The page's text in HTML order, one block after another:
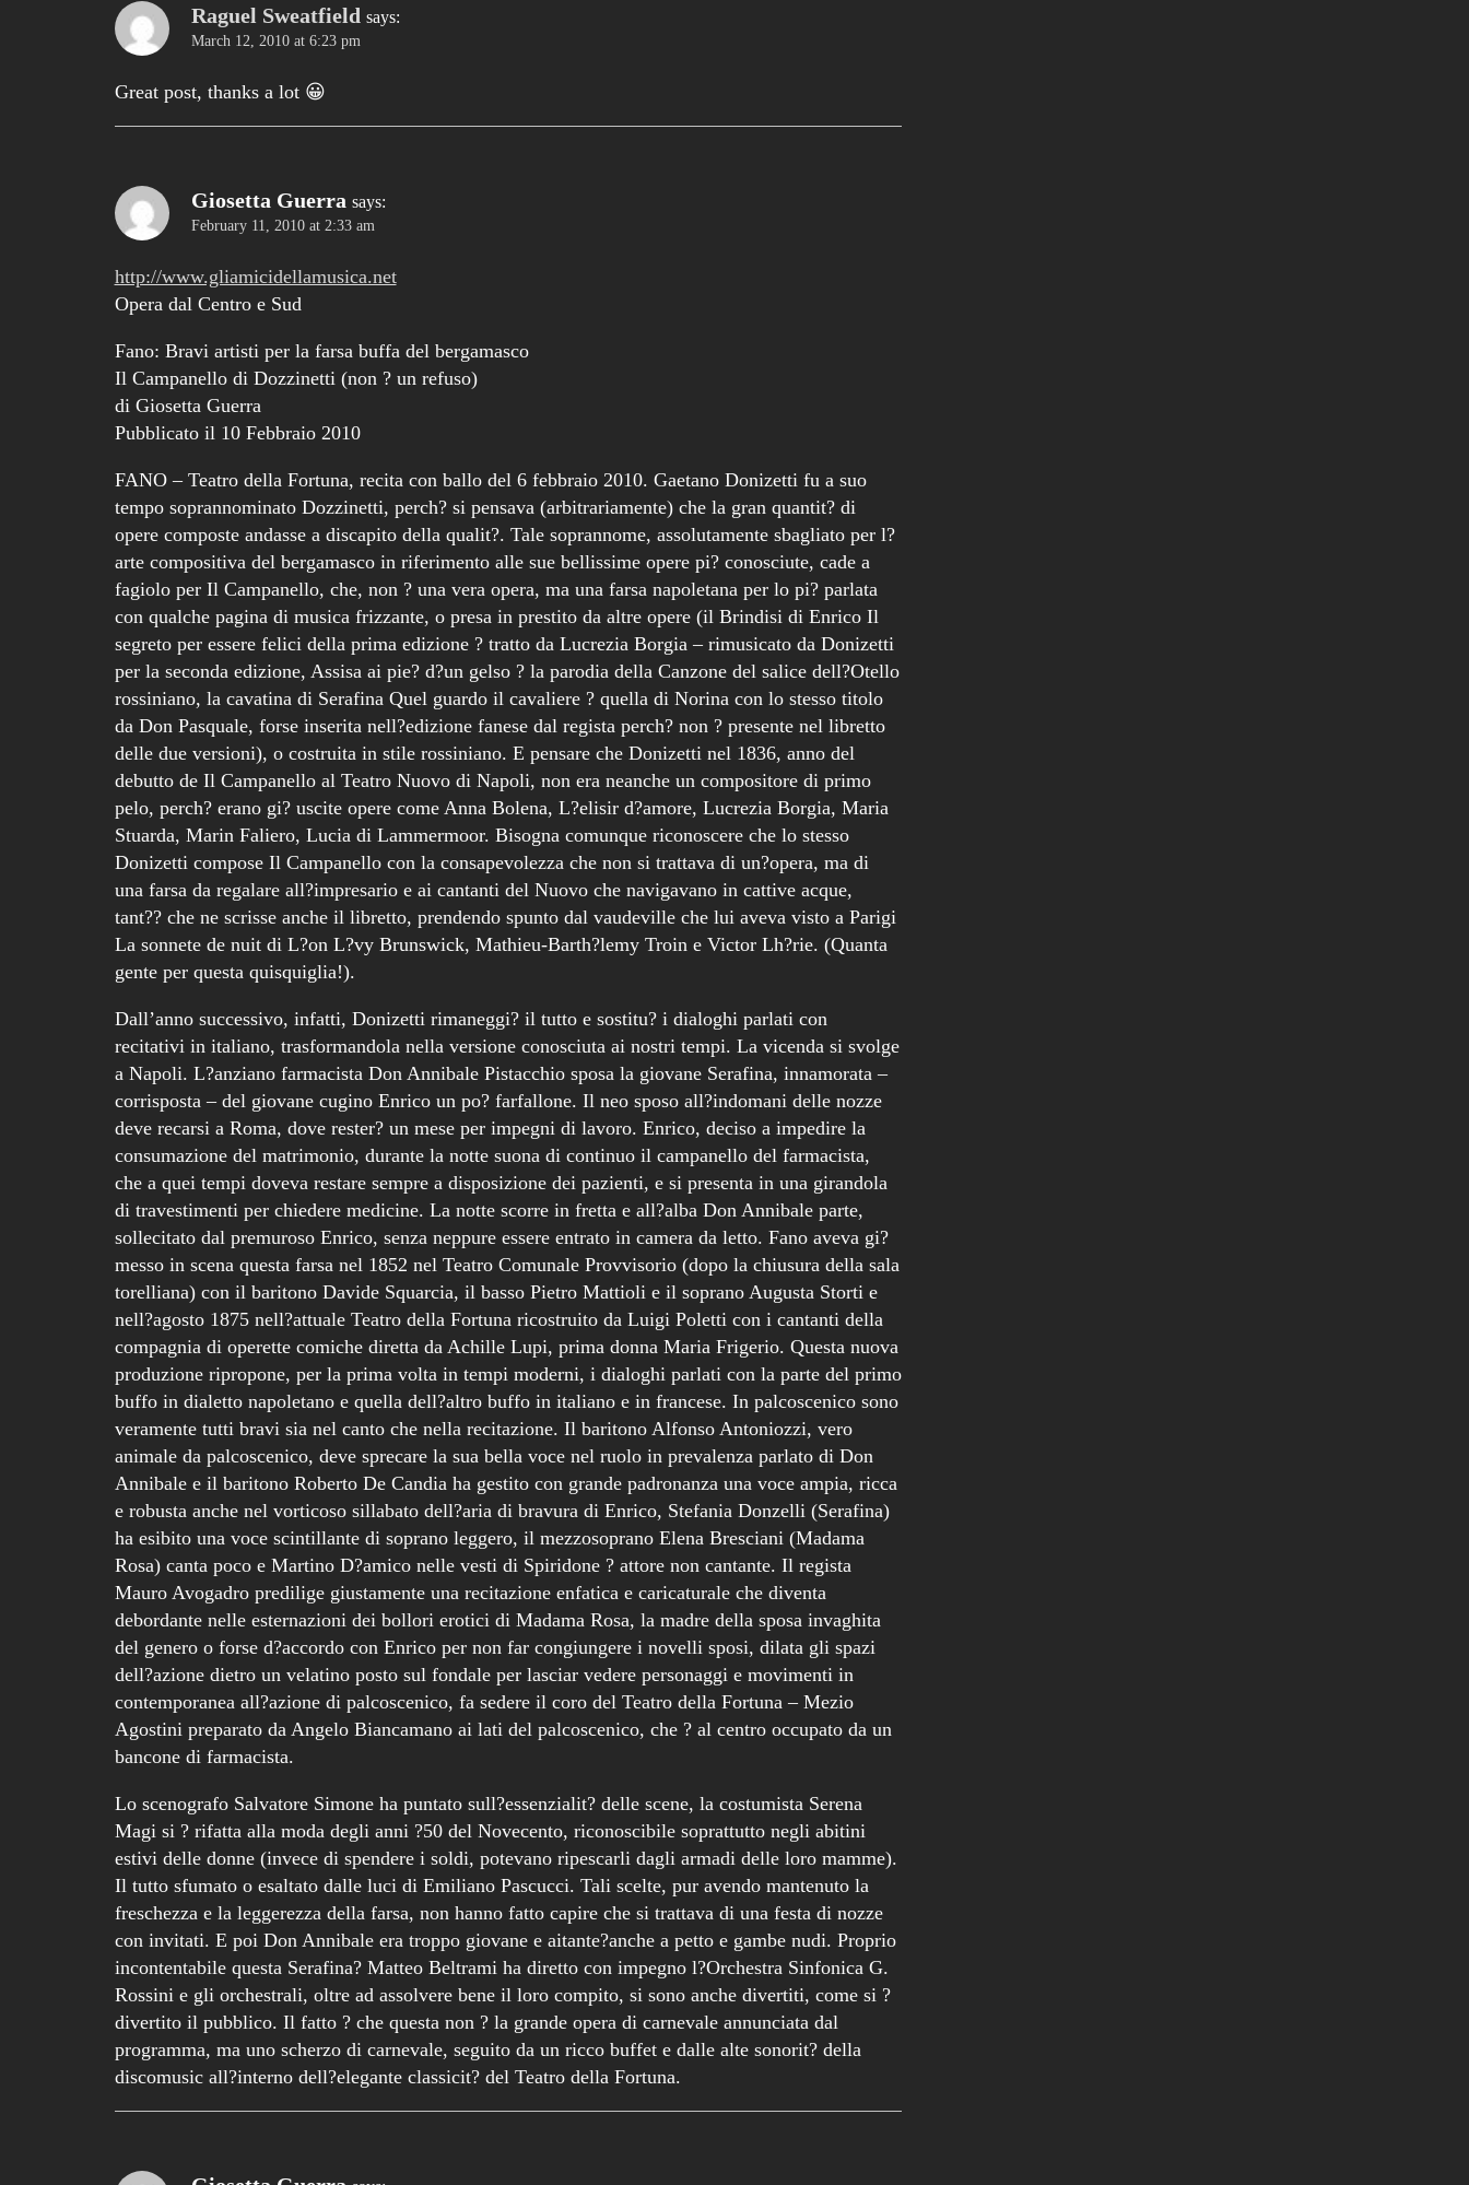
Raguel Sweatfield says:
March 12, 2010 at 6:23 pm
Great post, thanks a lot 😀
Giosetta Guerra says:
February 11, 2010 at 2:33 am
http://www.gliamicidellamusica.net
Opera dal Centro e Sud
Fano: Bravi artisti per la farsa buffa del bergamasco
Il Campanello di Dozzinetti (non ? un refuso)
di Giosetta Guerra
Pubblicato il 10 Febbraio 2010
FANO – Teatro della Fortuna, recita con ballo del 6 febbraio 2010. Gaetano Donizetti fu a suo
tempo soprannominato Dozzinetti, perch? si pensava (arbitrariamente) che la gran quantit? di
opere composte andasse a discapito della qualit?. Tale soprannome, assolutamente sbagliato per l?
arte compositiva del bergamasco in riferimento alle sue bellissime opere pi? conosciute, cade a
fagiolo per Il Campanello, che, non ? una vera opera, ma una farsa napoletana per lo pi? parlata
con qualche pagina di musica frizzante, o presa in prestito da altre opere (il Brindisi di Enrico Il
segreto per essere felici della prima edizione ? tratto da Lucrezia Borgia – rimusicato da Donizetti
per la seconda edizione, Assisa ai pie? d?un gelso ? la parodia della Canzone del salice dell?Otello
rossiniano, la cavatina di Serafina Quel guardo il cavaliere ? quella di Norina con lo stesso titolo
da Don Pasquale, forse inserita nell?edizione fanese dal regista perch? non ? presente nel libretto
delle due versioni), o costruita in stile rossiniano. E pensare che Donizetti nel 1836, anno del
debutto de Il Campanello al Teatro Nuovo di Napoli, non era neanche un compositore di primo
pelo, perch? erano gi? uscite opere come Anna Bolena, L?elisir d?amore, Lucrezia Borgia, Maria
Stuarda, Marin Faliero, Lucia di Lammermoor. Bisogna comunque riconoscere che lo stesso
Donizetti compose Il Campanello con la consapevolezza che non si trattava di un?opera, ma di
una farsa da regalare all?impresario e ai cantanti del Nuovo che navigavano in cattive acque,
tant?? che ne scrisse anche il libretto, prendendo spunto dal vaudeville che lui aveva visto a Parigi
La sonnete de nuit di L?on L?vy Brunswick, Mathieu-Barth?lemy Troin e Victor Lh?rie. (Quanta
gente per questa quisquiglia!).
Dall’anno successivo, infatti, Donizetti rimaneggi? il tutto e sostitu? i dialoghi parlati con
recitativi in italiano, trasformandola nella versione conosciuta ai nostri tempi. La vicenda si svolge
a Napoli. L?anziano farmacista Don Annibale Pistacchio sposa la giovane Serafina, innamorata –
corrisposta – del giovane cugino Enrico un po? farfallone. Il neo sposo all?indomani delle nozze
deve recarsi a Roma, dove rester? un mese per impegni di lavoro. Enrico, deciso a impedire la
consumazione del matrimonio, durante la notte suona di continuo il campanello del farmacista,
che a quei tempi doveva restare sempre a disposizione dei pazienti, e si presenta in una girandola
di travestimenti per chiedere medicine. La notte scorre in fretta e all?alba Don Annibale parte,
sollecitato dal premuroso Enrico, senza neppure essere entrato in camera da letto. Fano aveva gi?
messo in scena questa farsa nel 1852 nel Teatro Comunale Provvisorio (dopo la chiusura della sala
torelliana) con il baritono Davide Squarcia, il basso Pietro Mattioli e il soprano Augusta Storti e
nell?agosto 1875 nell?attuale Teatro della Fortuna ricostruito da Luigi Poletti con i cantanti della
compagnia di operette comiche diretta da Achille Lupi, prima donna Maria Frigerio. Questa nuova
produzione ripropone, per la prima volta in tempi moderni, i dialoghi parlati con la parte del primo
buffo in dialetto napoletano e quella dell?altro buffo in italiano e in francese. In palcoscenico sono
veramente tutti bravi sia nel canto che nella recitazione. Il baritono Alfonso Antoniozzi, vero
animale da palcoscenico, deve sprecare la sua bella voce nel ruolo in prevalenza parlato di Don
Annibale e il baritono Roberto De Candia ha gestito con grande padronanza una voce ampia, ricca
e robusta anche nel vorticoso sillabato dell?aria di bravura di Enrico, Stefania Donzelli (Serafina)
ha esibito una voce scintillante di soprano leggero, il mezzosoprano Elena Bresciani (Madama
Rosa) canta poco e Martino D?amico nelle vesti di Spiridone ? attore non cantante. Il regista
Mauro Avogadro predilige giustamente una recitazione enfatica e caricaturale che diventa
debordante nelle esternazioni dei bollori erotici di Madama Rosa, la madre della sposa invaghita
del genero o forse d?accordo con Enrico per non far congiungere i novelli sposi, dilata gli spazi
dell?azione dietro un velatino posto sul fondale per lasciar vedere personaggi e movimenti in
contemporanea all?azione di palcoscenico, fa sedere il coro del Teatro della Fortuna – Mezio
Agostini preparato da Angelo Biancamano ai lati del palcoscenico, che ? al centro occupato da un
bancone di farmacista.
Lo scenografo Salvatore Simone ha puntato sull?essenzialit? delle scene, la costumista Serena
Magi si ? rifatta alla moda degli anni ?50 del Novecento, riconoscibile soprattutto negli abitini
estivi delle donne (invece di spendere i soldi, potevano ripescarli dagli armadi delle loro mamme).
Il tutto sfumato o esaltato dalle luci di Emiliano Pascucci. Tali scelte, pur avendo mantenuto la
freschezza e la leggerezza della farsa, non hanno fatto capire che si trattava di una festa di nozze
con invitati. E poi Don Annibale era troppo giovane e aitante?anche a petto e gambe nudi. Proprio
incontentabile questa Serafina? Matteo Beltrami ha diretto con impegno l?Orchestra Sinfonica G.
Rossini e gli orchestrali, oltre ad assolvere bene il loro compito, si sono anche divertiti, come si ?
divertito il pubblico. Il fatto ? che questa non ? la grande opera di carnevale annunciata dal
programma, ma uno scherzo di carnevale, seguito da un ricco buffet e dalle alte sonorit? della
discomusic all?interno dell?elegante classicit? del Teatro della Fortuna.